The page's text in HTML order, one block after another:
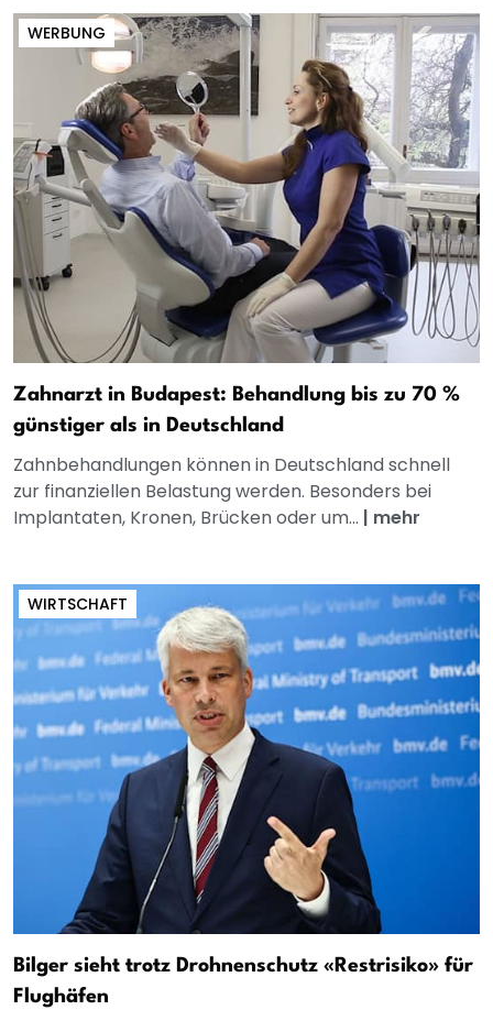
WERBUNG
Zahnarzt in Budapest: Behandlung bis zu 70 %
günstiger als in Deutschland
Zahnbehandlungen können in Deutschland schnell
zur finanziellen Belastung werden. Besonders bei
Implantaten, Kronen, Brücken oder um... | mehr
WIRTSCHAFT
Bilger sieht trotz Drohnenschutz «Restrisiko» für
Flughäfen